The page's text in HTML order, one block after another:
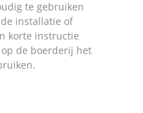
te gebruiken
installatie of
korte instructie
de boerderij het